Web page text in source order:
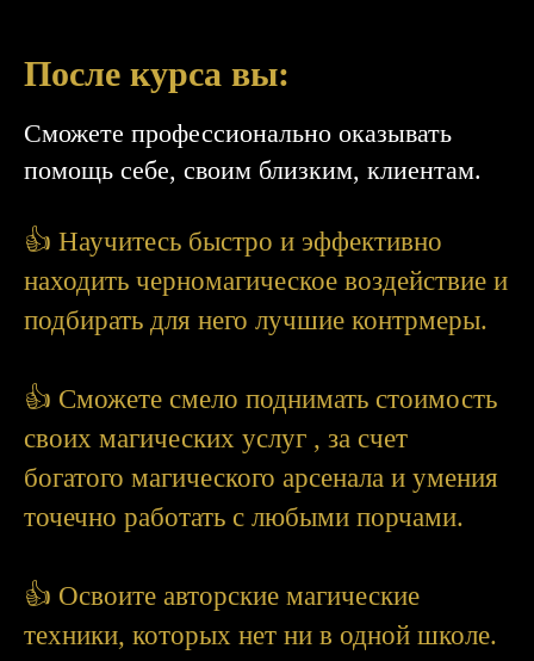
После курса вы:
Сможете профессионально оказывать
помощь себе, своим близким, клиентам.
👍 Научитесь быстро и эффективно
находить черномагическое воздействие и
подбирать для него лучшие контрмеры.
👍 Сможете смело поднимать стоимость
своих магических услуг , за счет
богатого магического арсенала и умения
точечно работать с любыми порчами.
👍 Освоите авторские магические
техники, которых нет ни в одной школе.